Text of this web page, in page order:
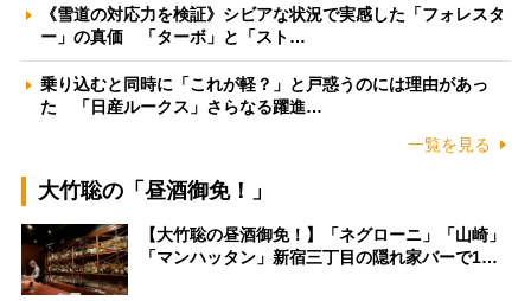
《雪道の対応力を検証》シビアな状況で実感した「フォレスタ
ー」の真価 「ターボ」と「スト…
乗り込むと同時に「これが軽？」と戸惑うのには理由があっ
た 「日産ルークス」さらなる躍進…
一覧を見る
大竹聡の「昼酒御免！」
【大竹聡の昼酒御免！】「ネグローニ」「山崎」
「マンハッタン」新宿三丁目の隠れ家バーで1…